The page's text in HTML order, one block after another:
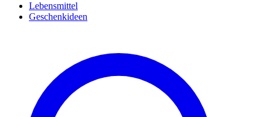
Lebensmittel
Geschenkideen